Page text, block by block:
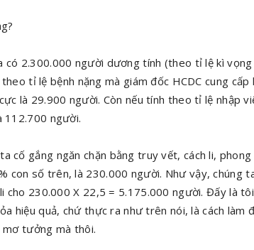
có 2.300.000 người dương tính (theo tỉ lệ kì
tỉ lệ bệnh nặng mà giám đốc HCDC cung
là 29.900 người. Còn nếu tính theo tỉ lệ nhập
112.700 người.
cố gắng ngăn chặn bằng truy vết, cách li,
con số trên, là 230.000 người. Như vậy, chúng
cho 230.000 X 22,5 = 5.175.000 người. Đấy là
hiệu quả, chứ thực ra như trên nói, là cách làm
mơ tưởng mà thôi.